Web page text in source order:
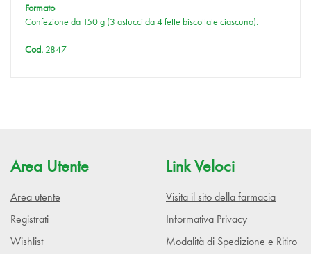
Formato
Confezione da 150 g (3 astucci da 4 fette biscottate ciascuno).
Cod. 2847
Area Utente
Area utente
Registrati
Wishlist
Link Veloci
Visita il sito della farmacia
Informativa Privacy
Modalità di Spedizione e Ritiro